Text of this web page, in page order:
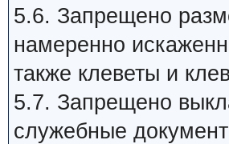
5.6. Запрещено
намеренно
также клеветы и
5.7. Запрещено
служебные